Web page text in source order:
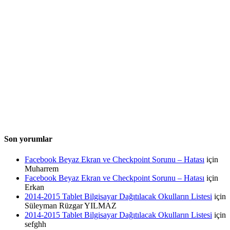
Son yorumlar
Facebook Beyaz Ekran ve Checkpoint Sorunu – Hatası için
Muharrem
Facebook Beyaz Ekran ve Checkpoint Sorunu – Hatası için
Erkan
2014-2015 Tablet Bilgisayar Dağıtılacak Okulların Listesi için
Süleyman Rüzgar YILMAZ
2014-2015 Tablet Bilgisayar Dağıtılacak Okulların Listesi için
sefghh